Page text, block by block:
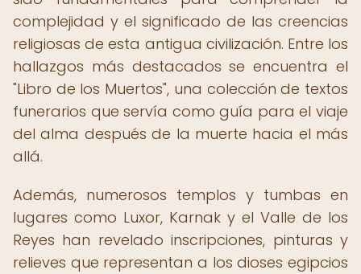
complejidad y el significado de las creencias
religiosas de esta antigua civilización. Entre los
hallazgos más destacados se encuentra el
"Libro de los Muertos", una colección de textos
funerarios que servía como guía para el viaje
del alma después de la muerte hacia el más
allá.
Además, numerosos templos y tumbas en
lugares como Luxor, Karnak y el Valle de los
Reyes han revelado inscripciones, pinturas y
relieves que representan a los dioses egipcios